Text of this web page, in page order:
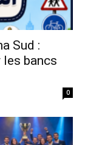
Sud :
les bancs
0